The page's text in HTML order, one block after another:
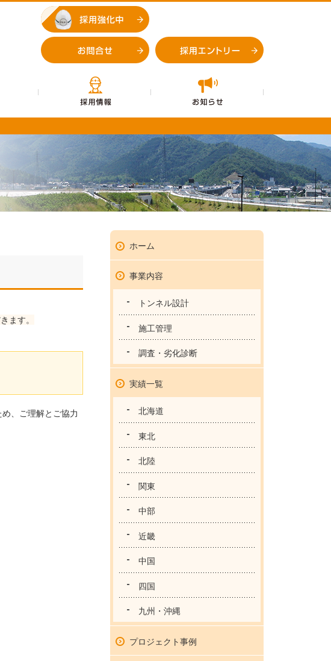
ます。
、ご理解とご協力
ホーム
事業内容
トンネル設計
施工管理
調査・劣化診断
実績一覧
北海道
東北
北陸
関東
中部
近畿
中国
四国
九州・沖縄
プロジェクト事例
お問合せ